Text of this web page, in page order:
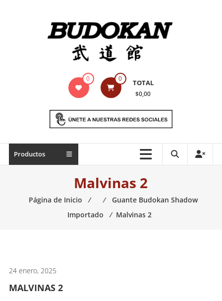
Indumentaria
marciales
Todo
necesario
0 0 TOTAL
$0,00
Productos
Malvinas 2
Página de Inicio ⁄ ⁄
Guante Budokan Shadow
Importado
⁄ Malvinas 2
24 enero, 2025
MALVINAS 2